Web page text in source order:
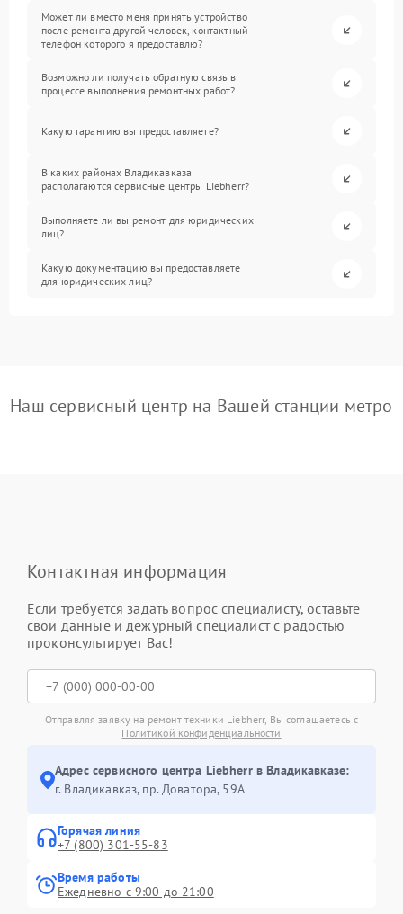
Может ли вместо меня принять устройство
после ремонта другой человек, контактный
телефон которого я предоставлю?
Возможно ли получать обратную связь в
процессе выполнения ремонтных работ?
Какую гарантию вы предоставляете?
В каких районах Владикавказа
располагаются сервисные центры Liebherr?
Выполняете ли вы ремонт для юридических
лиц?
Какую документацию вы предоставляете
для юридических лиц?
Наш сервисный центр на Вашей станции метро
Контактная информация
Если требуется задать вопрос специалисту, оставьте
свои данные и дежурный специалист с радостью
проконсультирует Вас!
Отправляя заявку на ремонт техники Liebherr, Вы соглашаетесь с
Политикой конфиденциальности
Адрес сервисного центра Liebherr в Владикавказе:
г. Владикавказ, пр. Доватора, 59А
Горячая линия
+7 (800) 301-55-83
Время работы
Ежедневно с 9:00 до 21:00